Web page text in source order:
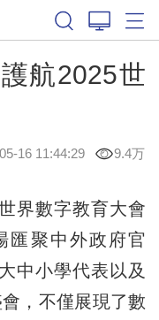
航2025世
16 11:44:29 9.4万
數字教育大會
匯聚中外政府官
中小學代表以及
，不僅展現了數